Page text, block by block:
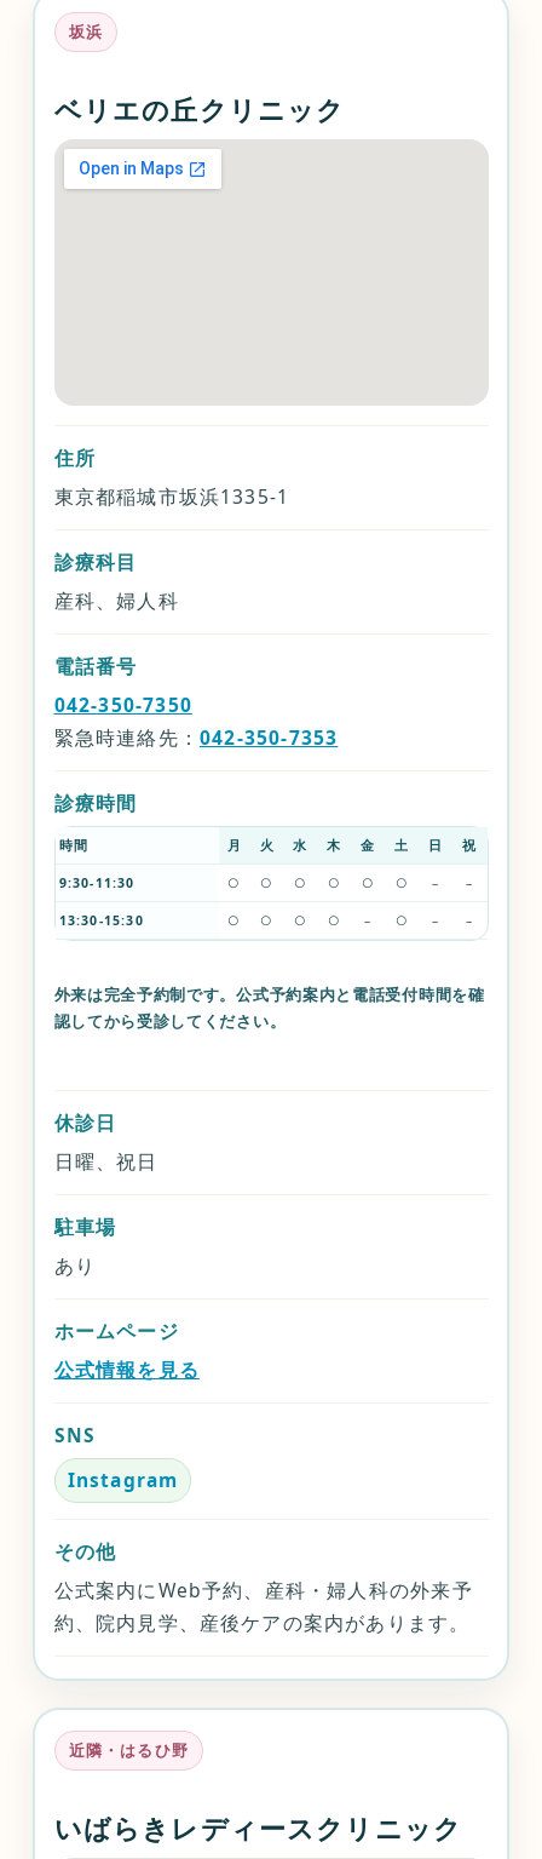
坂浜
ベリエの丘クリニック
住所
東京都稲城市坂浜1335-1
診療科目
産科、婦人科
電話番号
042-350-7350
緊急時連絡先： 042-350-7353
診療時間
時間 月 火 水 木 金 土 日 祝
9:30-11:30 ○ ○ ○ ○ ○ ○ – –
13:30-15:30 ○ ○ ○ ○ – ○ – –
外来は完全予約制です。公式予約案内と電話受付時間を確
認してから受診してください。
休診日
日曜、祝日
駐車場
あり
ホームページ
公式情報を見る
SNS
Instagram
その他
公式案内にWeb予約、産科・婦人科の外来予
約、院内見学、産後ケアの案内があります。
近隣・はるひ野
いばらきレディースクリニック